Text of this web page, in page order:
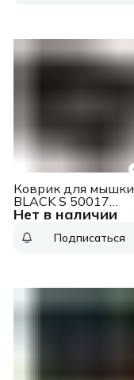
Нет в наличии
Коврик для мышки
BLACK S 50017
DEFENDER
Подписаться